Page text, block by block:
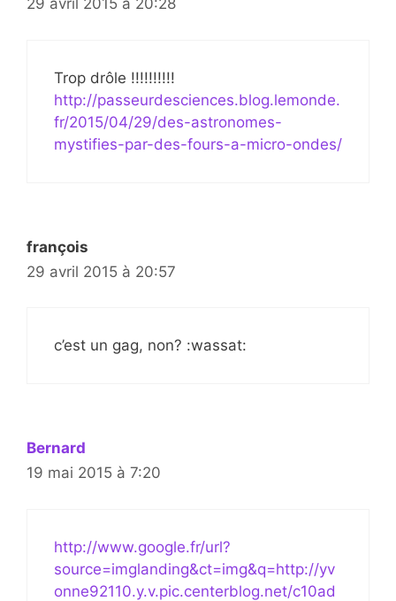
29 avril 2015 à 20:28
Trop drôle !!!!!!!!!!
http://passeurdesciences.blog.lemonde.
fr/2015/04/29/des-astronomes-
mystifies-par-des-fours-a-micro-ondes/
françois
29 avril 2015 à 20:57
c’est un gag, non? :wassat:
Bernard
19 mai 2015 à 7:20
http://www.google.fr/url?
source=imglanding&ct=img&q=http://yv
onne92110.y.v.pic.centerblog.net/c10ad